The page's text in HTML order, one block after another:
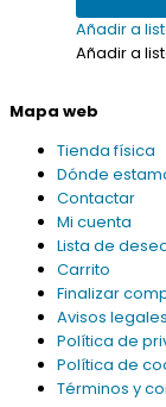
elegir
en
de
producto
Añadir a
Añadir a
Mapa web
Tienda física
Dónde
Contactar
Mi cuenta
Lista de
Carrito
Finalizar
Avisos legales
Política de
Política de
Términos y